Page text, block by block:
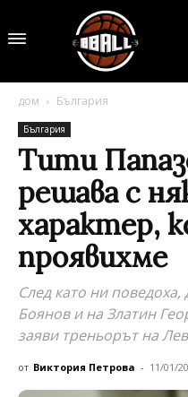
дом България
България
Тити
решава с
характер,
проявихме
След като ни
Боянов и на Златин
заяви треньорът на
от Виктория Петрова - 11/01/